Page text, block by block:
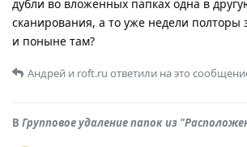
дубли во вложенных папках одна в
сканирования, а то уже недели полторы
и поныне там?
Андрей и roft.ru ответили на это
В Групповое удаление папок из